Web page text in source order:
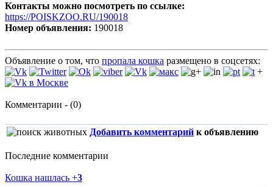
Контакты можно посмотреть по ссылке:
https://POISKZOO.RU/190018
Номер объявления: 190018
Объявление о том, что пропала кошка размещено в соцсетях:
+
Комментарии - (0)
Добавить комментарий к объявлению
Последние комментарии
Кошка нашлась +3